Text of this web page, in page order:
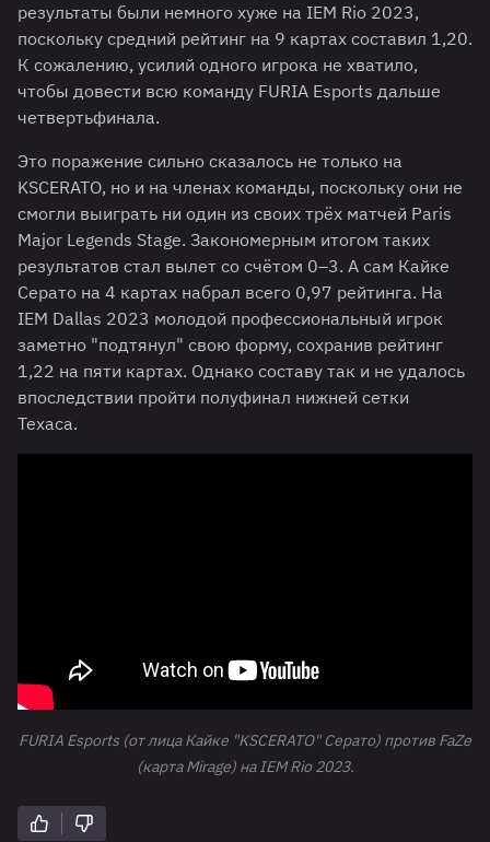
результаты были немного хуже на IEM Rio 2023,
поскольку средний рейтинг на 9 картах составил 1,20.
К сожалению, усилий одного игрока не хватило,
чтобы довести всю команду FURIA Esports дальше
четвертьфинала.
Это поражение сильно сказалось не только на
KSCERATO, но и на членах команды, поскольку они не
смогли выиграть ни один из своих трёх матчей Paris
Major Legends Stage. Закономерным итогом таких
результатов стал вылет со счётом 0–3. А сам Кайке
Серато на 4 картах набрал всего 0,97 рейтинга. На
IEM Dallas 2023 молодой профессиональный игрок
заметно "подтянул" свою форму, сохранив рейтинг
1,22 на пяти картах. Однако составу так и не удалось
впоследствии пройти полуфинал нижней сетки
Техаса.
FURIA Esports (от лица Кайке "KSCERATO" Серато) против FaZe
(карта Mirage) на IEM Rio 2023.